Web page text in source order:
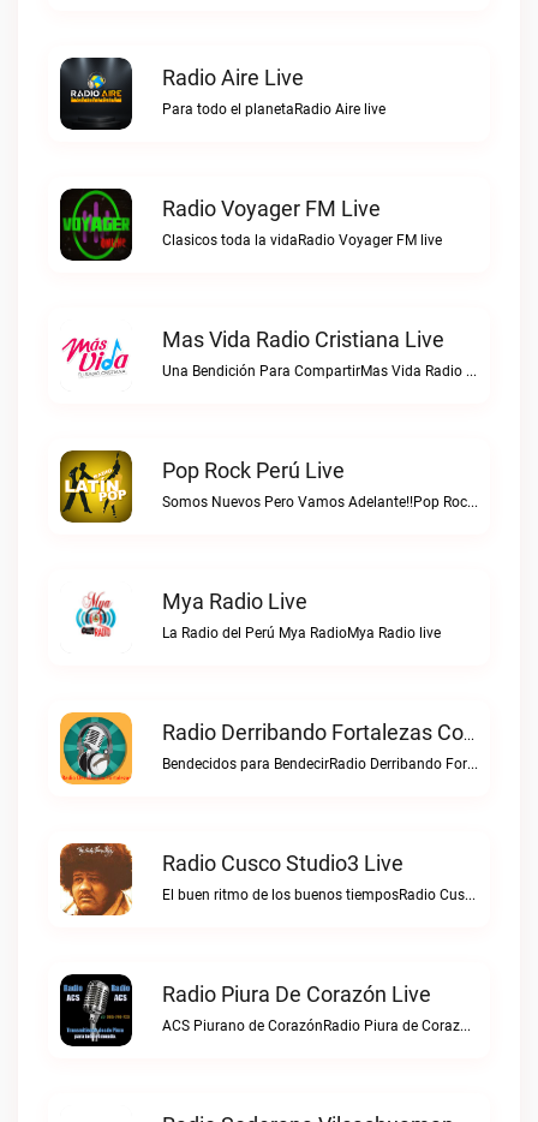
Radio Aire Live
Para todo el planetaRadio Aire live
Radio Voyager FM Live
Clasicos toda la vidaRadio Voyager FM live
Mas Vida Radio Cristiana Live
Una Bendición Para CompartirMas Vida Radio Cristiana live
Pop Rock Perú Live
Somos Nuevos Pero Vamos Adelante!!Pop Rock Perú live
Mya Radio Live
La Radio del Perú Mya RadioMya Radio live
Radio Derribando Fortalezas Con Cristo Live
Bendecidos para BendecirRadio Derribando Fortalezas con Cristo live
Radio Cusco Studio3 Live
El buen ritmo de los buenos tiemposRadio Cusco Studio3 live
Radio Piura De Corazón Live
ACS Piurano de CorazónRadio Piura de Corazón live